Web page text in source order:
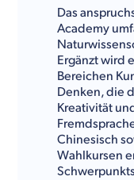
Das
Academy
Ergänzt wird
Bereichen
Denken, die
Kreativität
Chinesisch
Wahlkursen